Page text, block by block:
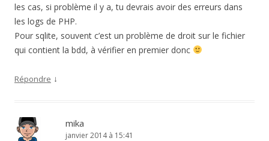
les cas, si problème il y a, tu devrais avoir des erreurs dans
les logs de PHP.
Pour sqlite, souvent c’est un problème de droit sur le fichier
qui contient la bdd, à vérifier en premier donc
Répondre ↓
mika
janvier 2014 à 15:41